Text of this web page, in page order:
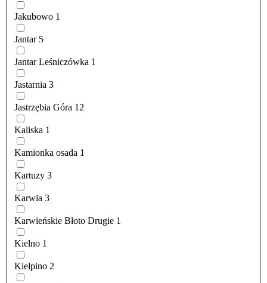
Jakubowo 1
Jantar 5
Jantar Leśniczówka 1
Jastarnia 3
Jastrzębia Góra 12
Kaliska 1
Kamionka osada 1
Kartuzy 3
Karwia 3
Karwieńskie Błoto Drugie 1
Kielno 1
Kiełpino 2